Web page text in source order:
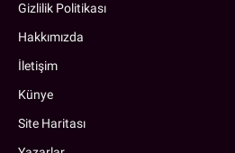
Gizlilik Politikası
Hakkımızda
İletişim
Künye
Site Haritası